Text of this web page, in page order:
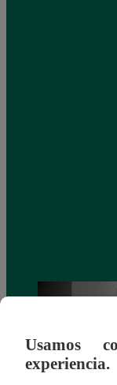
Usamos
experiencia.